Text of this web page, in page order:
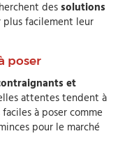
dessolutions
facilement leur
poser
et
attentes tendent à
à poser comme
pour le marché